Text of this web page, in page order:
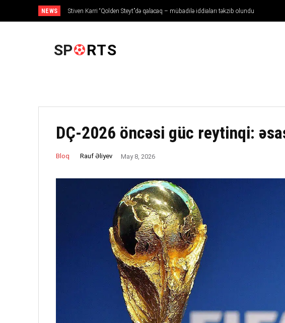
NEWS Stiven Karri “Qolden Steyt”də qalacaq – mübadilə iddiaları təkzib olundu
SP RTS
DÇ-2026 öncəsi güc reytinqi:
Bloq Rauf Əliyev May 8, 2026